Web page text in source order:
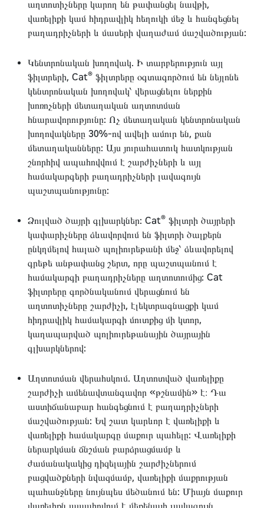
աղտոտիչները կարող են թափանցել նավթի,
վառելիքի կամ հիդրավլիկ հեղուկի մեջ և հանգեցնել
բաղադրիչների և մասերի վաղաժամ մաշվածության:
Կենտրոնական խողովակ. Ի տարբերություն այլ
ֆիլտրերի, Cat® ֆիլտրերը օգտագործում են նեյլոնե
կենտրոնական խողովակ՝ վերացնելու ներքին
խոռոչների մետաղական աղտոտման
հնարավորությունը: Ոչ մետաղական կենտրոնական
խողովակները 30%-ով ավելի ամուր են, քան
մետաղականները: Այս յուրահատուկ հատկության
շնորհիվ ապահովվում է շարժիչների և այլ
համակարգերի բաղադրիչների լավագույն
պաշտպանությունը:
Ձուլված ծայրի գլխարկներ: Cat® ֆիլտրի ծայրերի
կափարիչները ձևավորվում են ֆիլտրի ծալքերն
ընկղմելով հալած պոլիուրեթանի մեջ՝ ձևավորելով
գրեթե անթափանց շերտ, որը պաշտպանում է
համակարգի բաղադրիչները աղտոտումից: Cat
ֆիլտրերը գործնականում վերացնում են
աղտոտիչները շարժիչի, էլեկտրագնացքի կամ
հիդրավլիկ համակարգի մուտքից մի կտոր,
կաղապարված պոլիուրեթանային ծայրային
գլխարկներով:
Աղտոտման վերահսկում. Աղտոտված վառելիքը
շարժիչի ամենավտանգավոր «թշնամին» է։ Դա
աստիճանաբար հանգեցնում է բաղադրիչների
մաշվածության: Եվ շատ կարևոր է վառելիքի և
վառելիքի համակարգը մաքուր պահելը: Վառելիքի
ներարկման ճնշման բարձրացմամբ և
ժամանակակից դիզելային շարժիչներում
բացվածքների նվազմամբ, վառելիքի մաքրության
պահանջները նույնպես մեծանում են: Միայն մաքուր